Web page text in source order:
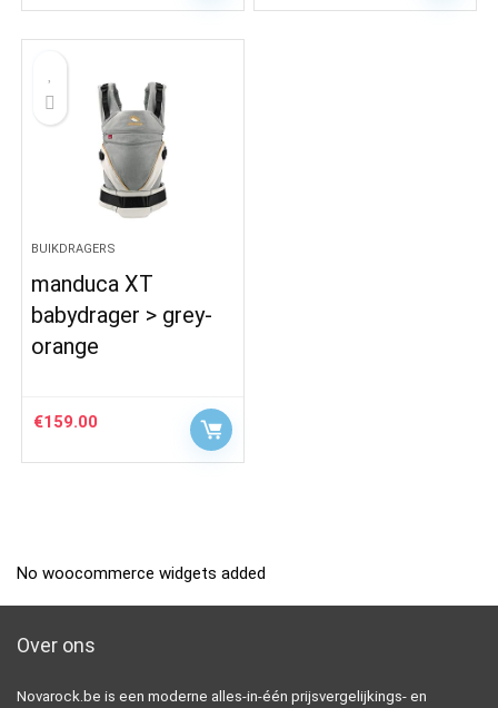
BUIKDRAGERS
manduca XT
babydrager > grey-
orange
€159.00
No woocommerce widgets added
Over ons
Novarock.be is een moderne alles-in-één prijsvergelijkings- en